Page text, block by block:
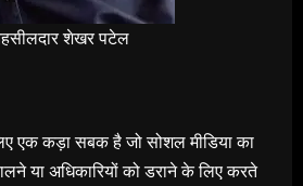
शेखर पटेल
एक कड़ा सबक है जो सोशल मीडिया का
या अधिकारियों को डराने के लिए करते